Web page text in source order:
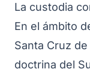
La custodia
En el ámbito
Santa Cruz
doctrina del